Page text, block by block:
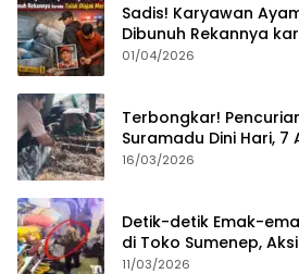
Sadis! Karyawan
Dibunuh Rekannya
Merampok Majikan
01/04/2026
Terbongkar!
Suramadu Dini Hari, 7
16/03/2026
Detik-detik Emak-
di Toko Sumenep,
11/03/2026